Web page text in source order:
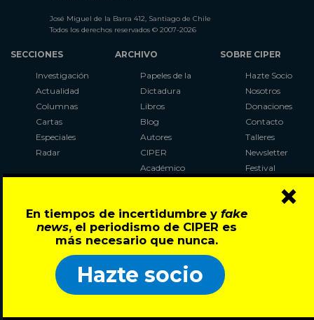
En tiempos de incertidumbre y fake
news, el periodismo de CIPER es
más necesario que nunca.
Hazte socio
×
José Miguel de la Barra 412, Santiago de Chile
Todos los derechos reservados © 2007-2026
SECCIONES
Investigación
Actualidad
Columnas
Cartas
Especiales
Radar
ARCHIVO
Papeles de la
Dictadura
Libros
Blog
Autores
CIPER
Académico
Al Plebiscito
con CIPER
SOBRE CIPER
Hazte Socio
Nosotros
Donaciones
Contacto
Talleres
Newsletter
Festival